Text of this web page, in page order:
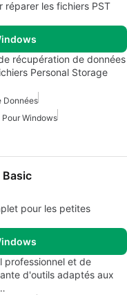
réparer les fichiers PST
récupération de données
Personal Storage
Données
Windows
pour les petites
professionnel et de
d'outils adaptés aux